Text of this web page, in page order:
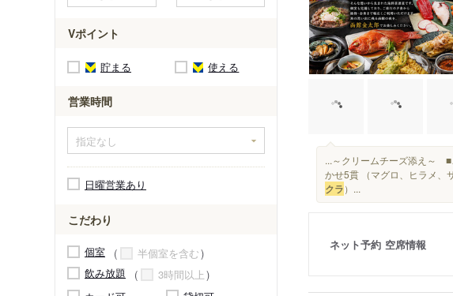
Vポイント
貯まる 使える
営業時間
日曜営業あり
こだわり
個室
半個室を含む
飲み放題
3時間以上
...～クリームチーズ添え～
かせ5貫 （マグロ、ヒラメ、
クラ）...
ネット予約 空席情報